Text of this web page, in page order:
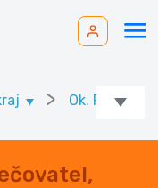
> Ok. Plzeň -